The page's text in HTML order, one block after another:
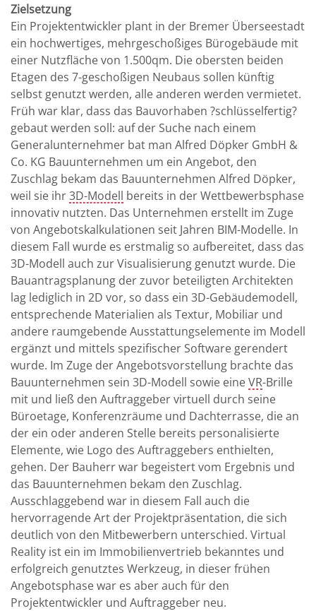
Zielsetzung
Ein Projektentwickler plant in der Bremer Überseestadt
ein hochwertiges, mehrgeschoßiges Bürogebäude mit
einer Nutzfläche von 1.500qm. Die obersten beiden
Etagen des 7-geschoßigen Neubaus sollen künftig
selbst genutzt werden, alle anderen werden vermietet.
Früh war klar, dass das Bauvorhaben ?schlüsselfertig?
gebaut werden soll: auf der Suche nach einem
Generalunternehmer bat man Alfred Döpker GmbH &
Co. KG Bauunternehmen um ein Angebot, den
Zuschlag bekam das Bauunternehmen Alfred Döpker,
weil sie ihr3D-Modell bereits in der Wettbewerbsphase
innovativ nutzten. Das Unternehmen erstellt im Zuge
von Angebotskalkulationen seit Jahren BIM-Modelle. In
diesem Fall wurde es erstmalig so aufbereitet, dass das
3D-Modell auch zur Visualisierung genutzt wurde. Die
Bauantragsplanung der zuvor beteiligten Architekten
lag lediglich in 2D vor, so dass ein 3D-Gebäudemodell,
entsprechende Materialien als Textur, Mobiliar und
andere raumgebende Ausstattungselemente im Modell
ergänzt und mittels spezifischer Software gerendert
wurde. Im Zuge der Angebotsvorstellung brachte das
Bauunternehmen sein 3D-Modell sowie eineVR-Brille
mit und ließ den Auftraggeber virtuell durch seine
Büroetage, Konferenzräume und Dachterrasse, die an
der ein oder anderen Stelle bereits personalisierte
Elemente, wie Logo des Auftraggebers enthielten,
gehen. Der Bauherr war begeistert vom Ergebnis und
das Bauunternehmen bekam den Zuschlag.
Ausschlaggebend war in diesem Fall auch die
hervorragende Art der Projektpräsentation, die sich
deutlich von den Mitbewerbern unterschied. Virtual
Reality ist ein im Immobilienvertrieb bekanntes und
erfolgreich genutztes Werkzeug, in dieser frühen
Angebotsphase war es aber auch für den
Projektentwickler und Auftraggeber neu.